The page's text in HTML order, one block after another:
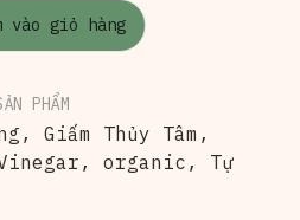
vào giỏ hàng
PHẨM
, Giấm Thủy Tâm ,
, organic , Tự